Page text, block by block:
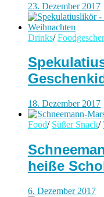
23. Dezember 2017
Drinks/
18. Dezember 2017
Food/ Süßer Snack/
heiße
6. Dezember 2017